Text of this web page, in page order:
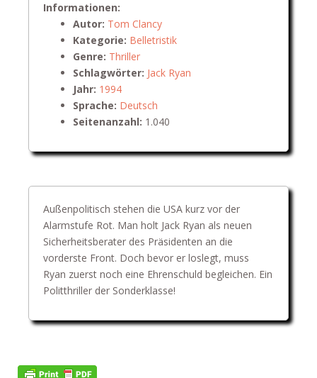
Informationen:
Autor: Tom Clancy
Kategorie: Belletristik
Genre: Thriller
Schlagwörter: Jack Ryan
Jahr: 1994
Sprache: Deutsch
Seitenanzahl: 1.040
Außenpolitisch stehen die USA kurz vor der
Alarmstufe Rot. Man holt Jack Ryan als neuen
Sicherheitsberater des Präsidenten an die
vorderste Front. Doch bevor er loslegt, muss
Ryan zuerst noch eine Ehrenschuld begleichen. Ein
Politthriller der Sonderklasse!